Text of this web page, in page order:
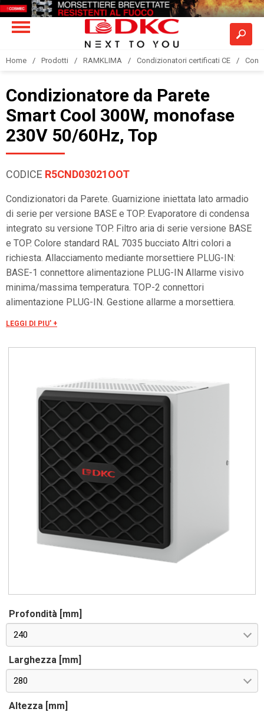
Home Prodotti RAMKLIMA Condizionatori certificati CE
Condizionatore da Parete
Smart Cool 300W, monofase
230V 50/60Hz, Top
CODICE R5CND03021OOT
Condizionatori da Parete. Guarnizione iniettata lato armadio
di serie per versione BASE e TOP. Evaporatore di condensa
integrato su versione TOP. Filtro aria di serie versione BASE
e TOP. Colore standard RAL 7035 bucciato Altri colori a
richiesta. Allacciamento mediante morsettiere PLUG-IN:
BASE-1 connettore alimentazione PLUG-IN Allarme visivo
minima/massima temperatura. TOP-2 connettori
alimentazione PLUG-IN. Gestione allarme a morsettiera.
LEGGI DI PIU' +
Profondità [mm]
240
Larghezza [mm]
280
Altezza [mm]